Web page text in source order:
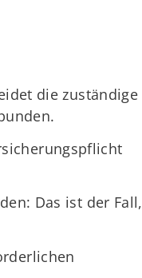
die zuständige
Das ist der Fall,